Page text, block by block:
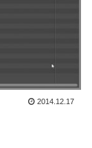
2014.12.17